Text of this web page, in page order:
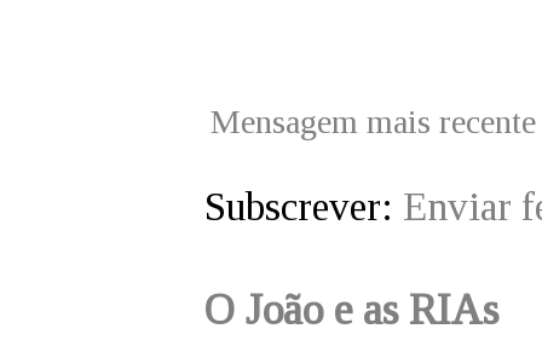
Mensagem mais recente
Subscrever: Enviar
O João e as RIAs